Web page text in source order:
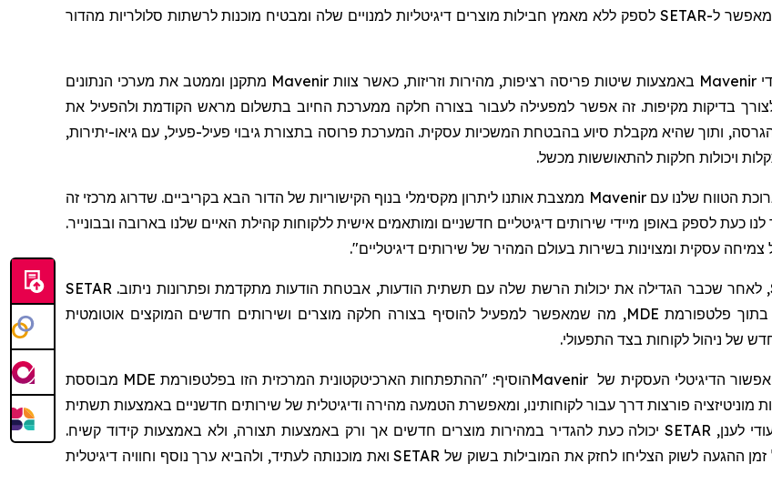
מאפשר ל-SETAR לספק ללא מאמץ חבילות מוצרים דיגיטליות למנויים שלה ומבטיח מוכנות לרשתות סלולריות מהדור
Mavenir באמצעות שיטות פריסה רציפות, מהירות וזריזות, כאשר צוות Mavenir מתקנן וממטב את מערכי הנתונים
בדיקות מקיפות. זה אפשר למפעילה לעבור בצורה חלקה ממערכת החיוב בתשלום מראש הקודמת ולהפעיל את
ותוך שהיא מקבלת סיוע בהבטחת המשכיות עסקית. המערכת פרוסה בתצורת גיבוי פעיל-פעיל, עם גיאו-יתירות,
ויכולות חלקות להתאוששות מכשל.
, מנכ"ל SETAR אמר: "השותפות ארוכת הטווח שלנו עם Mavenir ממצבת אותנו ליתרון מקסימלי בנוף הקישוריות של הדור הבא בקריביים. שדרוג מרכזי זה
לספק באופן מיידי שירותים דיגיטליים חדשניים ומותאמים אישית ללקוחות קהילת האיים שלנו בארובה ובבונייר.
Mavenir היא שותפה טכנולוגית ארוכת טווח ומהימנה ל-SETAR, לאחר שכבר הגדילה את יכולות הרשת שלה עם תשתית הודעות, אבטחת הודעות מתקדמת ופתרונות ניתוב. SETAR
להוסיף בצורה חלקה מוצרים ושירותים חדשים המוקצים אוטומטית
של ניהול לקוחות בצד התפעולי.
הדיגיטלי העסקית של Mavenirהוסיף: "ההתפתחות הארכיטקטונית המרכזית הזו בפלטפורמת MDE מבוססת
מוניטיזציה פורצות דרך עבור לקוחותינו, ומאפשרת הטמעה מהירה ודיגיטלית של שירותים חדשניים באמצעות תשתית
לענן, SETARיכולה כעת להגדיר במהירות מוצרים חדשים אך ורק באמצעות תצורה, ולא באמצעות קידוד קשיח.
ההגעה לשוק הצליחו לחזק את המובילות בשוק של SETARואת מוכנותה לעתיד, ולהביא ערך נוסף וחוויה דיגיטלית